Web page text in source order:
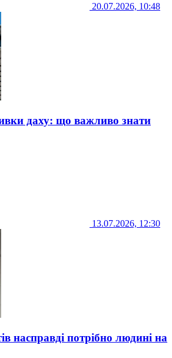
20.07.2026, 10:48
даху: що важливо знати
13.07.2026, 12:30
насправді потрібно людині на